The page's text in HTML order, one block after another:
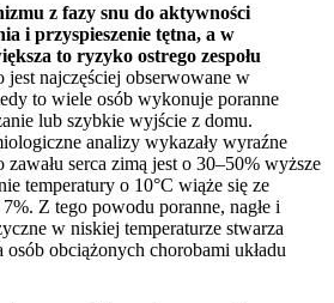
z fazy snu do aktywności
i przyspieszenie tętna, a w
to ryzyko ostrego zespołu
jest najczęściej obserwowane w
to wiele osób wykonuje poranne
lub szybkie wyjście z domu.
analizy wykazały wyraźne
serca zimą jest o 30–50% wyższe
temperatury o 10°C wiąże się ze
Z tego powodu poranne, nagłe i
w niskiej temperaturze stwarza
osób obciążonych chorobami układu